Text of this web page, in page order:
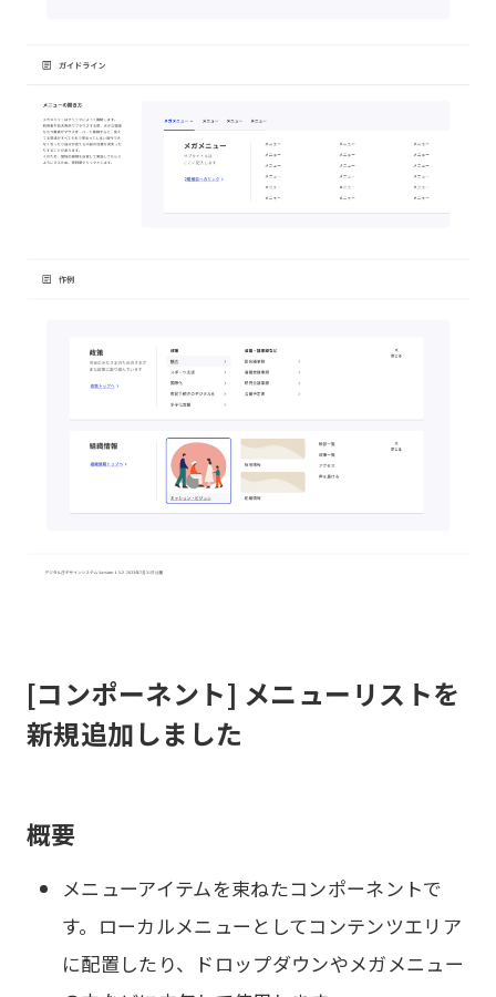
[コンポーネント] メニューリストを
新規追加しました
概要
メニューアイテムを束ねたコンポーネントで
す。ローカルメニューとしてコンテンツエリア
に配置したり、ドロップダウンやメガメニュー